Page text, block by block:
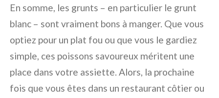
En somme, les grunts – en particulier le grunt
blanc – sont vraiment bons à manger. Que vous
optiez pour un plat fou ou que vous le gardiez
simple, ces poissons savoureux méritent une
place dans votre assiette. Alors, la prochaine
fois que vous êtes dans un restaurant côtier ou